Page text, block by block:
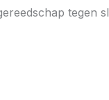
tegen